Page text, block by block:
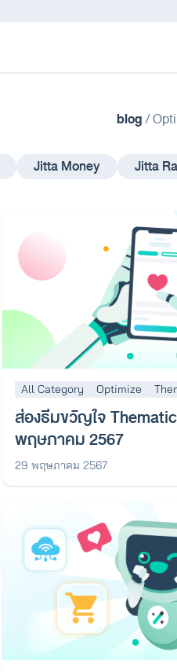
blog/
Jitta Money Jitta
All Category Optimize
ส่องธีมขวัญใจ
พฤษภาคม 2567
29 พฤษภาคม 2567